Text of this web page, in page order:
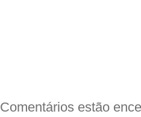
Comentários estão